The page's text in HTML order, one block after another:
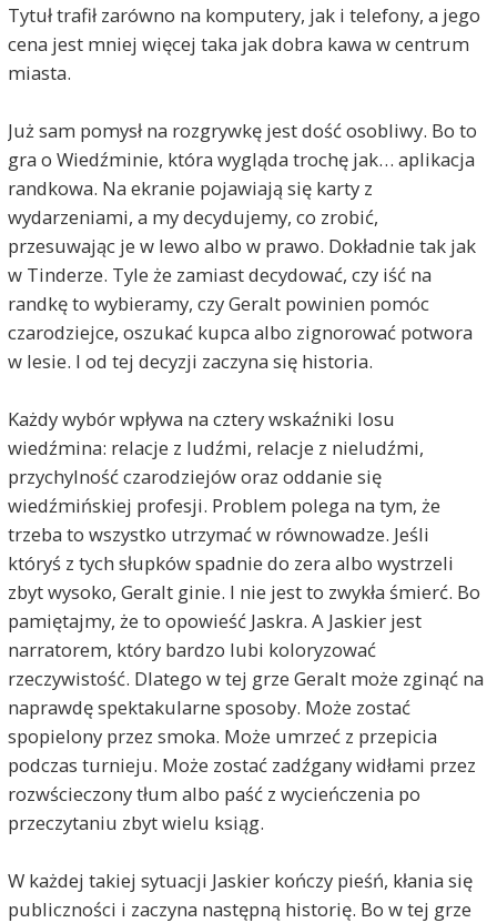
Tytuł trafił zarówno na komputery, jak i telefony, a jego
cena jest mniej więcej taka jak dobra kawa w centrum
miasta.
Już sam pomysł na rozgrywkę jest dość osobliwy. Bo to
gra o Wiedźminie, która wygląda trochę jak… aplikacja
randkowa. Na ekranie pojawiają się karty z
wydarzeniami, a my decydujemy, co zrobić,
przesuwając je w lewo albo w prawo. Dokładnie tak jak
w Tinderze. Tyle że zamiast decydować, czy iść na
randkę to wybieramy, czy Geralt powinien pomóc
czarodziejce, oszukać kupca albo zignorować potwora
w lesie. I od tej decyzji zaczyna się historia.
Każdy wybór wpływa na cztery wskaźniki losu
wiedźmina: relacje z ludźmi, relacje z nieludźmi,
przychylność czarodziejów oraz oddanie się
wiedźmińskiej profesji. Problem polega na tym, że
trzeba to wszystko utrzymać w równowadze. Jeśli
któryś z tych słupków spadnie do zera albo wystrzeli
zbyt wysoko, Geralt ginie. I nie jest to zwykła śmierć. Bo
pamiętajmy, że to opowieść Jaskra. A Jaskier jest
narratorem, który bardzo lubi koloryzować
rzeczywistość. Dlatego w tej grze Geralt może zginąć na
naprawdę spektakularne sposoby. Może zostać
spopielony przez smoka. Może umrzeć z przepicia
podczas turnieju. Może zostać zadźgany widłami przez
rozwścieczony tłum albo paść z wycieńczenia po
przeczytaniu zbyt wielu ksiąg.
W każdej takiej sytuacji Jaskier kończy pieśń, kłania się
publiczności i zaczyna następną historię. Bo w tej grze